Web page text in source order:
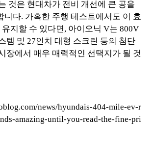
것은 현대차가 전비 개선에 큰 공을
니다. 가혹한 주행 테스트에서도 이 효
유지할 수 있다면, 아이오닉 V는 800V
템 및 27인치 대형 스크린 등의 첨단
장에서 매우 매력적인 선택지가 될 것
news/hyundais-404-mile-ev-r
amazing-until-you-read-the-fine-pri